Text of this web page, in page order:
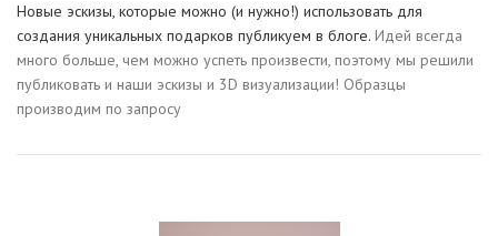
Новые эскизы, которые можно (и нужно!) использовать для
создания уникальных подарков публикуем в блоге. Идей всегда
много больше, чем можно успеть произвести, поэтому мы решили
публиковать и наши эскизы и 3D визуализации! Образцы
производим по запросу